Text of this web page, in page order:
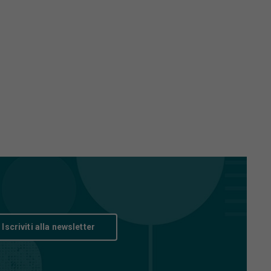
Iscriviti alla newsletter